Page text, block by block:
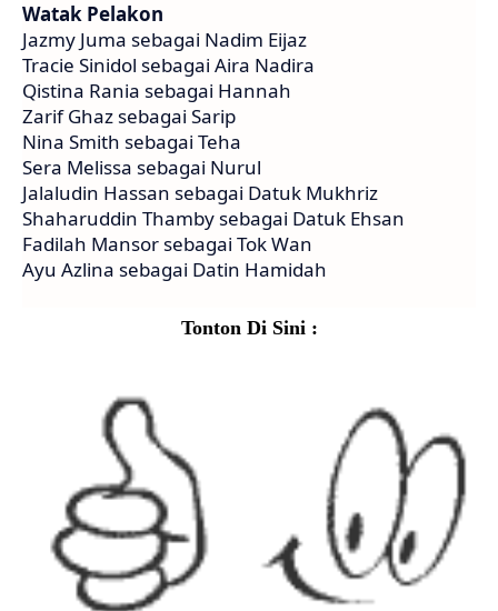
Watak Pelakon
Jazmy Juma sebagai Nadim Eijaz
Tracie Sinidol sebagai Aira Nadira
Qistina Rania sebagai Hannah
Zarif Ghaz sebagai Sarip
Nina Smith sebagai Teha
Sera Melissa sebagai Nurul
Jalaludin Hassan sebagai Datuk Mukhriz
Shaharuddin Thamby sebagai Datuk Ehsan
Fadilah Mansor sebagai Tok Wan
Ayu Azlina sebagai Datin Hamidah
Tonton Di Sini :